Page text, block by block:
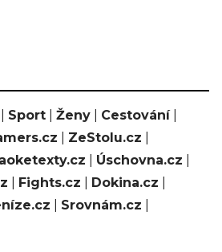
Sport Ženy Cestování|
ZeStolu.cz
Úschovna.cz
Fights.cz Dokina.cz
Srovnám.cz